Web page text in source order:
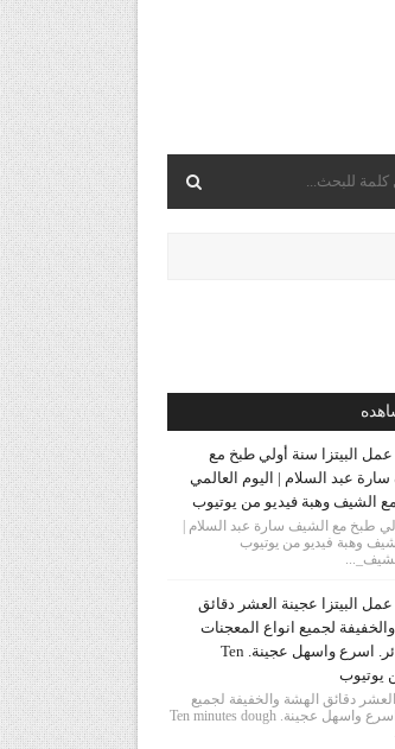
البيتزا سنة أولي طبخ مع
عبد السلام | اليوم العالمي
مع الشيف وهبة فيديو من يوتيوب
طبخ مع الشيف سارة عبد السلام |
وهبة فيديو من يوتيوب
البيتزا عجينة العشر دقائق
لجميع انواع المعجنات
والفطائر. اسرع واسهل عجينة. Ten
دقائق الهشة والخفيفة لجميع
انواع المعجنات والفطائر. اسرع واسهل عجينة. Ten minutes dough